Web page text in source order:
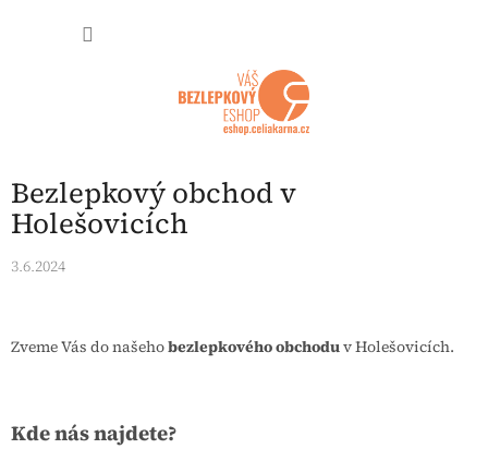
Bezlepkový obchod v
Holešovicích
3.6.2024
Zveme Vás do našehobezlepkového obchoduv Holešovicích.
Kde nás najdete?